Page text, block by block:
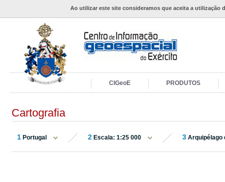
Ao utilizar este site consideramos que aceita a utilização
CIGeoE PRODUTOS
Cartografia
1 Portugal 2 Escala: 1:25 000 3 Arquipélago